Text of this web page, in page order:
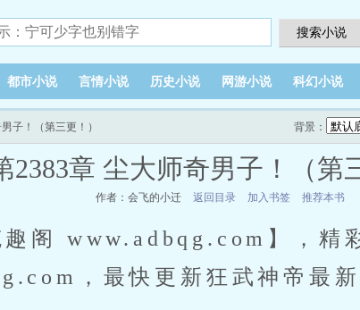
搜索小说
都市小说 言情小说 历史小说 网游小说 科幻小说
背景：
子！（第三更！）
2383章 尘大师奇男子！（第
作者：会飞的小迁 返回目录 加入书签 推荐本书
阁 www.adbqg.com】，精
，最快更新狂武神帝最新